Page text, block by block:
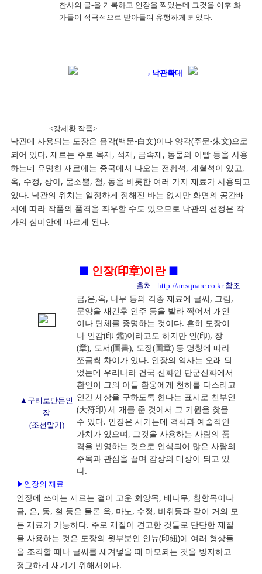
찬사의 글-을 기록하고 인장을 찍었는데 그것을 이후 화
가들이 적극적으로 받아들여 유행하게 되었다.
→ 낙관확대
<강세황 작품>
낙관에 사용되는 도장은 음각(백문-白文)이나 양각(주문-朱文)으로
되어 있다. 재료는 주로 목재, 석재, 금속재, 동물의 이빨 등을 사용
하는데 유명한 재료에는 중국에서 나오는 전황석, 계혈석이 있고,
옥, 수정, 상아, 물소뿔, 철, 동을 비롯한 여러 가지 재료가 사용되고
있다. 낙관의 위치는 일정하게 정해진 바는 없지만 화면의 공간배
치에 따라 작품의 품격을 좌우할 수도 있으므로 낙관의 선정은 작
가의 심미안에 따르게 된다.
■ 인장(印章)이란 ■
출처 - http://artsquare.co.kr참조
금,은,옥, 나무 등의 각종 재료에 글씨, 그림,
문양을 새긴후 인주 등을 발라 찍어서 개인
이나 단체를 증명하는 것이다. 흔히 도장이
나 인감(印 鑑)이라고도 하지만 인(印), 장
(章), 도서(圖書), 도장(圖章) 등 명칭에 따라
쪼금씩 차이가 있다. 인장의 역사는 오래 되
었는데 우리나라 건국 신화인 단군신화에서
환인이 그의 아들 환웅에게 천하를 다스리고
인간 세상을 구하도록 한다는 표시로 천부인
(天符印) 세 개를 준 것에서 그 기원을 찾을
수 있다. 인장은 새기는데 격식과 예술적인
가치가 있으며, 그것을 사용하는 사람의 품
격을 반영하는 것으로 인식되어 많은 사람의
주목과 관심을 끌며 감상의 대상이 되고 있
다.
▲구리로만든인
장
(조선말기)
▶인장의 재료
인장에 쓰이는 재료는 결이 고운 회양목, 배나무, 침향목이나
금, 은, 동, 철 등은 물론 옥, 마노, 수정, 비취등과 같이 거의 모
든 재료가 가능하다. 주로 재질이 견고한 것들로 단단한 재질
을 사용하는 것은 도장의 윗부분인 인뉴(印紐)에 여러 형상들
을 조각할 때나 글씨를 새겨넣을 때 마모되는 것을 방지하고
정교하게 새기기 위해서이다.